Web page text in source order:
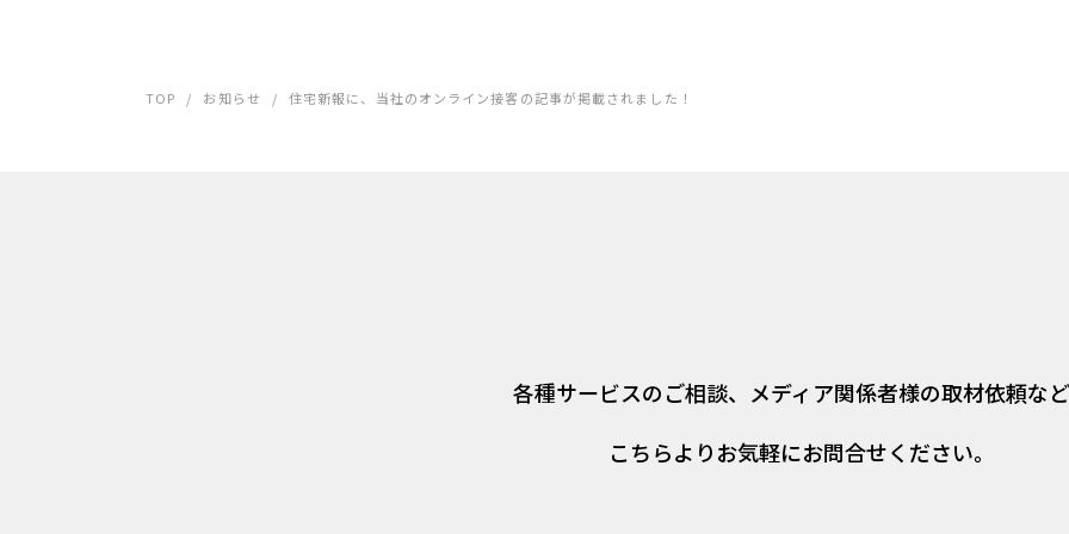
TOP / お知らせ / 住宅新報に、当社のオンライン接客の記事が掲載されました！
各種サービスのご相談、 メディア関係者様の取材依頼な
こちらよりお気軽にお問合せください。